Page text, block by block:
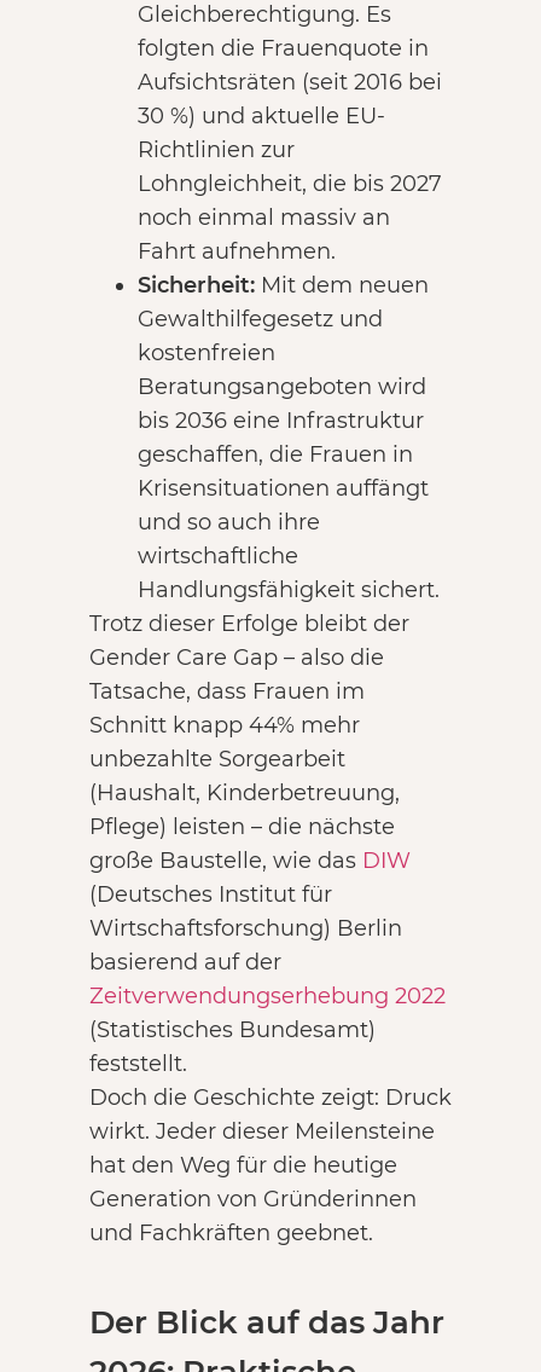
Gleichberechtigung. Es
folgten die Frauenquote in
Aufsichtsräten (seit 2016 bei
30 %) und aktuelle EU-
Richtlinien zur
Lohngleichheit, die bis 2027
noch einmal massiv an
Fahrt aufnehmen.
Sicherheit: Mit dem neuen
Gewalthilfegesetz und
kostenfreien
Beratungsangeboten wird
bis 2036 eine Infrastruktur
geschaffen, die Frauen in
Krisensituationen auffängt
und so auch ihre
wirtschaftliche
Handlungsfähigkeit sichert.
Trotz dieser Erfolge bleibt der
Gender Care Gap – also die
Tatsache, dass Frauen im
Schnitt knapp 44% mehr
unbezahlte Sorgearbeit
(Haushalt, Kinderbetreuung,
Pflege) leisten – die nächste
große Baustelle, wie das DIW
(Deutsches Institut für
Wirtschaftsforschung) Berlin
basierend auf der
Zeitverwendungserhebung 2022
(Statistisches Bundesamt)
feststellt.
Doch die Geschichte zeigt: Druck
wirkt. Jeder dieser Meilensteine
hat den Weg für die heutige
Generation von Gründerinnen
und Fachkräften geebnet.
Der Blick auf das Jahr